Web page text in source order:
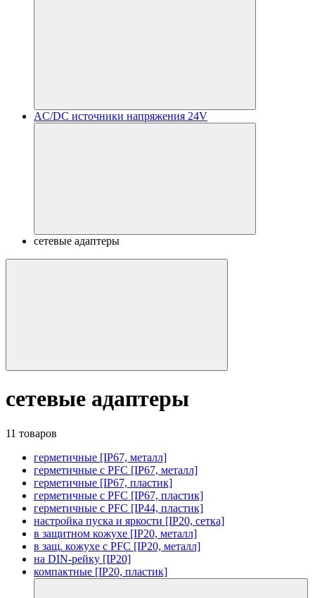
AC/DC источники напряжения 24V
сетевые адаптеры
сетевые адаптеры
11 товаров
герметичные [IP67, металл]
герметичные с PFC [IP67, металл]
герметичные [IP67, пластик]
герметичные с PFC [IP67, пластик]
герметичные с PFC [IP44, пластик]
настройка пуска и яркости [IP20, сетка]
в защитном кожухе [IP20, металл]
в защ. кожухе с PFC [IP20, металл]
на DIN-рейку [IP20]
компактные [IP20, пластик]